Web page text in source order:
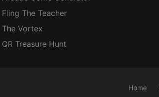
Fling The Teacher
The Vortex
QR Treasure Hunt
Home